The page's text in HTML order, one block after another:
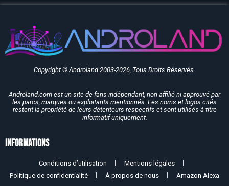
Copyright © Androland 2003-2026, Tous Droits Réservés.
Androland.com est un site de fans indépendant, non affilié ni approuvé par
les parcs, marques ou exploitants mentionnés. Les noms et logos cités
restent la propriété de leurs détenteurs respectifs et sont utilisés à titre
informatif uniquement.
Informations
Conditions d’utilisation
Mentions légales
Politique de confidentialité
À propos de nous Amazon Alexa